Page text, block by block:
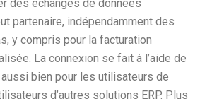
des échanges de données
partenaire, indépendamment des
y compris pour la facturation
La connexion se fait à l’aide de
bien pour les utilisateurs de
d’autres solutions ERP. Plus